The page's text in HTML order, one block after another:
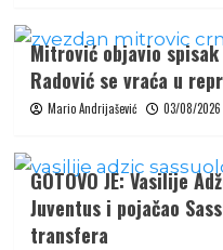
Mitrović objavio
Radović se vraća u
Mario Andrijašević 03/08/2026
GOTOVO JE: Vasilije
Juventus i pojačao
transfera